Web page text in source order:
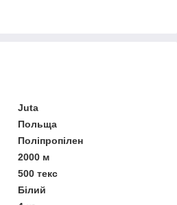
Juta
Польща
Поліпропілен
2000 м
500 текс
Білий